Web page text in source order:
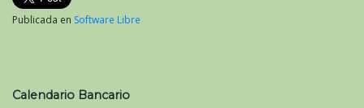
Publicada en Software Libre
Calendario Bancario